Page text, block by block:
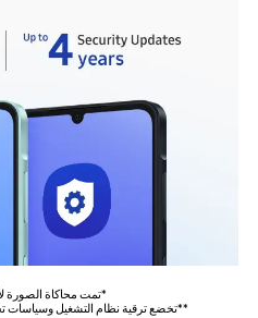
*تمت محاكاة الصورة
**تخضع ترقية نظام التشغيل وسياسات